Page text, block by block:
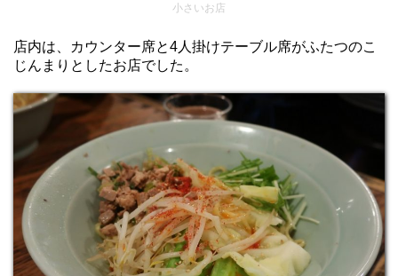
小さいお店
店内は、カウンター席と4人掛けテーブル席がふたつのこ
じんまりとしたお店でした。